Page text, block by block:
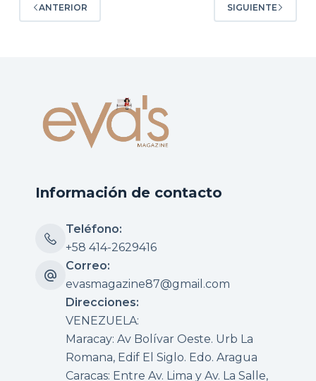
ANTERIOR SIGUIENTE
Información de contacto
Teléfono:
+58 414-2629416
Correo:
evasmagazine87@gmail.com
Direcciones:
VENEZUELA:
Maracay: Av Bolívar Oeste. Urb La
Romana, Edif El Siglo. Edo. Aragua
Caracas: Entre Av. Lima y Av. La Salle,